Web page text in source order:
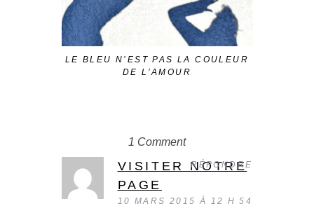
LE BLEU N’EST PAS LA COULEUR
DE L’AMOUR
1 Comment
VISITER NOTRE
PAGE
10 MARS 2015 À 12 H 54
RÉPONDRE